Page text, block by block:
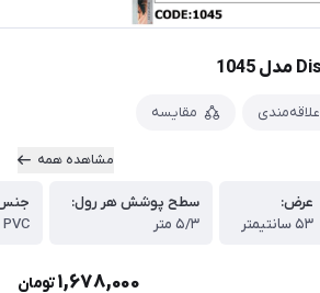
علاقه‌مندی مقایسه
مشاهده همه
عرض:
۵۳ سانتیمتر
سطح پوشش هر رول:
۵/۳ متر
جنس
PVC
1,678,000تومان